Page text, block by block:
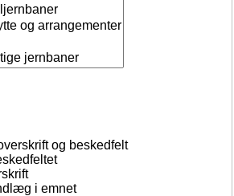
og beskedfelt
i emnet